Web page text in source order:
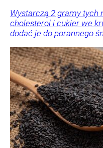
Wystarczą 2 gramy tych
cholesterol i cukier we
dodać je do porannego